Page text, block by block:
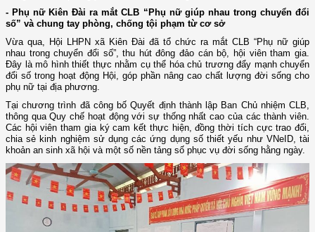
- Phụ nữ Kiên Đài ra mắt CLB “Phụ nữ giúp nhau trong chuyển đổi
số” và chung tay phòng, chống tội phạm từ cơ sở
Vừa qua, Hội LHPN xã Kiên Đài đã tổ chức ra mắt CLB “Phụ nữ giúp
nhau trong chuyển đổi số”, thu hút đông đảo cán bộ, hội viên tham gia.
Đây là mô hình thiết thực nhằm cụ thể hóa chủ trương đẩy mạnh chuyển
đổi số trong hoạt động Hội, góp phần nâng cao chất lượng đời sống cho
phụ nữ tại địa phương.
Tại chương trình đã công bố Quyết định thành lập Ban Chủ nhiệm CLB,
thông qua Quy chế hoạt động với sự thống nhất cao của các thành viên.
Các hội viên tham gia ký cam kết thực hiện, đồng thời tích cực trao đổi,
chia sẻ kinh nghiệm sử dụng các ứng dụng số thiết yếu như VNeID, tài
khoản an sinh xã hội và một số nền tảng số phục vụ đời sống hằng ngày.